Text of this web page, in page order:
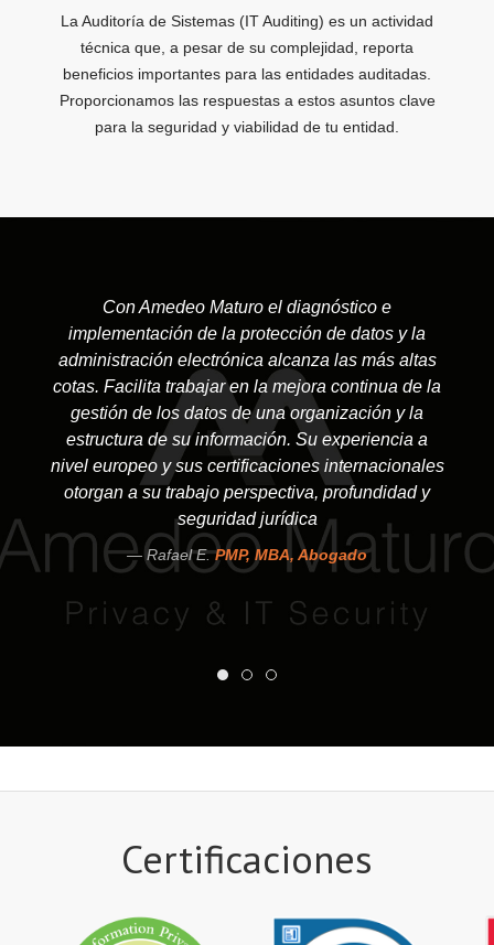
La Auditoría de Sistemas (IT Auditing) es un actividad
técnica que, a pesar de su complejidad, reporta
beneficios importantes para las entidades auditadas.
Proporcionamos las respuestas a estos asuntos clave
para la seguridad y viabilidad de tu entidad.
Con Amedeo Maturo el diagnóstico e
implementación de la protección de datos y la
administración electrónica alcanza las más altas
cotas. Facilita trabajar en la mejora continua de la
gestión de los datos de una organización y la
estructura de su información. Su experiencia a
nivel europeo y sus certificaciones internacionales
otorgan a su trabajo perspectiva, profundidad y
seguridad jurídica
Rafael E.PMP, MBA, Abogado
Certificaciones